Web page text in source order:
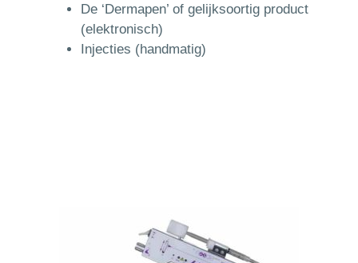
De ‘Dermapen’ of gelijksoortig product
(elektronisch)
Injecties (handmatig)